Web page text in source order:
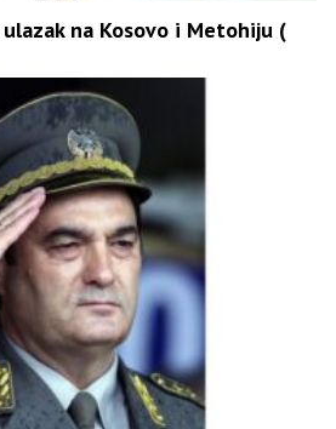
na Kosovo i Metohiju (